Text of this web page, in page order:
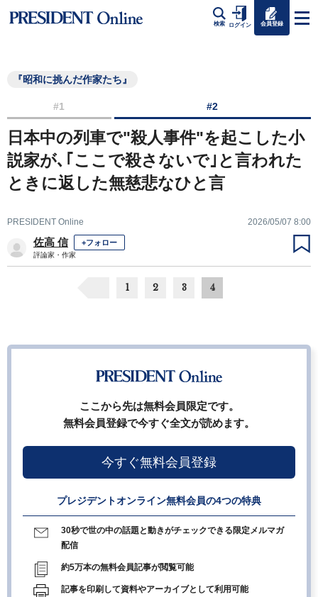
検索 ログイン 会員登録
『昭和に挑んだ作家たち』
#1 #2
日本中の列車で"殺人事件"を起こした小
説家が､｢ここで殺さないで｣と言われた
ときに返した無慈悲なひと言
PRESIDENT Online 2026/05/07 8:00
佐高 信 +フォロー
評論家・作家
1 2 3 4
ここから先は無料会員限定です。
無料会員登録で今すぐ全文が読めます。
今すぐ無料会員登録
プレジデントオンライン無料会員の4つの特典
30秒で世の中の話題と動きがチェックできる限定メルマガ
配信
約5万本の無料会員記事が閲覧可能
記事を印刷して資料やアーカイブとして利用可能